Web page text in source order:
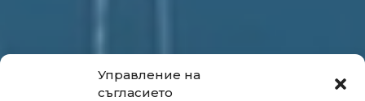
Управление на
съгласието